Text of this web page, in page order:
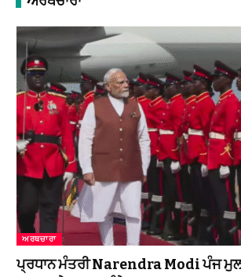
ਅਰਥਚਾਰਾ
ਪ੍ਰਧਾਨ ਮੰਤਰੀ Narendra Modi ਪੰਜ